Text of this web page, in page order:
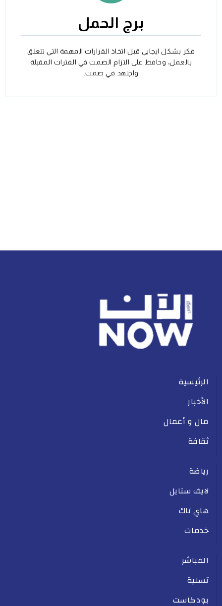
برج الحمل
فكر بشكل ايجابي قبل اتخاذ القرارات المهمة التي تتعلق
بالعمل، وحافظ على التزام الصمت في الفترات المقبلة
واجتهد في صمت.
الرئيسية
الأخبار
مال و أعمال
ثقافة
رياضة
لايف ستايل
هاي تاك
خدمات
المباشر
تسلية
بودكاست